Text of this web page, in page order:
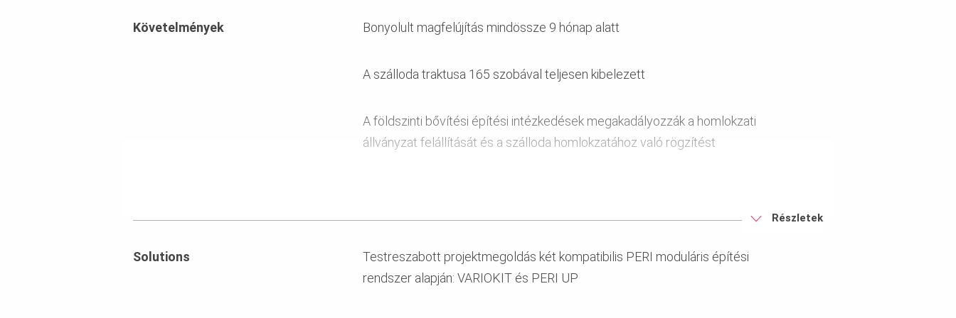
Követelmények Bonyolult magfelújítás mindössze 9 hónap alatt
A szálloda traktusa 165 szobával teljesen kibelezett
A földszinti bővítési építési intézkedések megakadályozzák a homlokzati
állványzat felállítását és a szálloda homlokzatához való rögzítést
keresztül
Részletek
Solutions
Testreszabott projektmegoldás két kompatibilis PERI moduláris építési
rendszer alapján: VARIOKIT és PERI UP